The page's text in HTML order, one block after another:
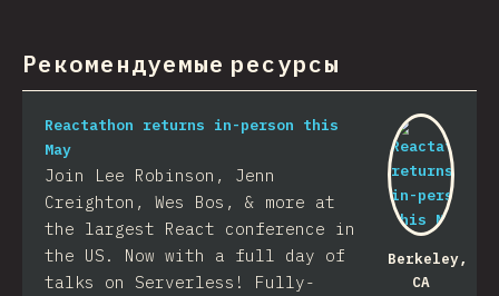
Рекомендуемые ресурсы
Berkeley,
CA
Reactathon returns in-person this
May
Join Lee Robinson, Jenn
Creighton, Wes Bos, & more at
the largest React conference in
the US. Now with a full day of
talks on Serverless! Fully-